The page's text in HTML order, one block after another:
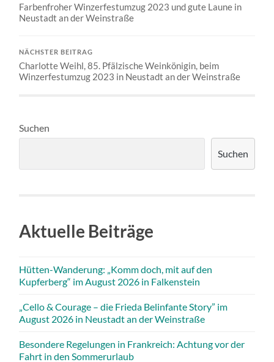
Farbenfroher Winzerfestumzug 2023 und gute Laune in
Neustadt an der Weinstraße
NÄCHSTER BEITRAG
Charlotte Weihl, 85. Pfälzische Weinkönigin, beim
Winzerfestumzug 2023 in Neustadt an der Weinstraße
Suchen
Suchen
Aktuelle Beiträge
Hütten-Wanderung: „Komm doch, mit auf den
Kupferberg“ im August 2026 in Falkenstein
„Cello & Courage – die Frieda Belinfante Story” im
August 2026 in Neustadt an der Weinstraße
Besondere Regelungen in Frankreich: Achtung vor der
Fahrt in den Sommerurlaub